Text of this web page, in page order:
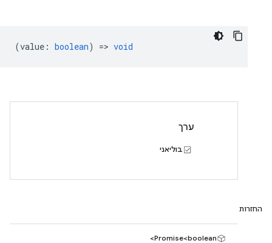
(value : boolean) => void
ערך
בוליאני
החזרות
Promise<boolean>